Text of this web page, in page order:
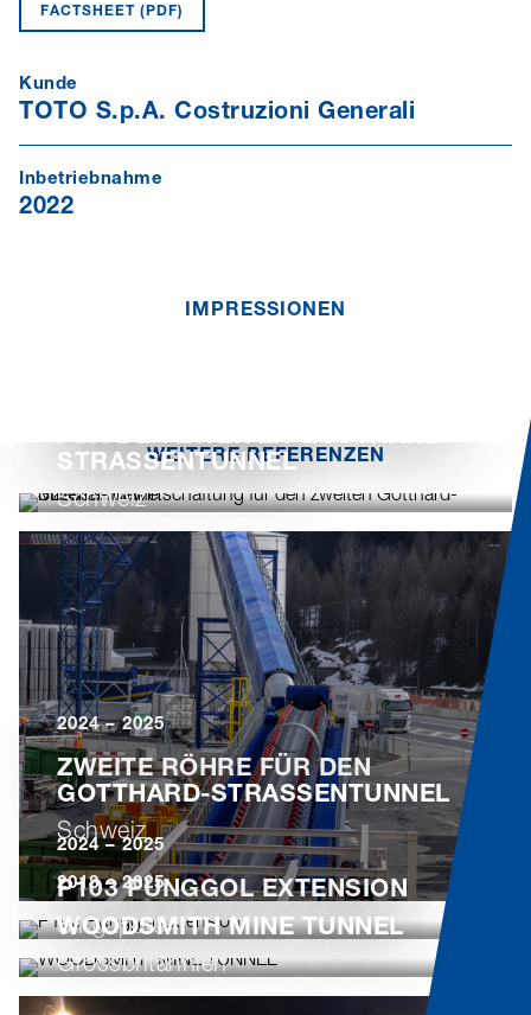
FACTSHEET (PDF)
Kunde
TOTO S.p.A. Costruzioni Generali
Inbetriebnahme
2022
IMPRESSIONEN
WEITERE REFERENZEN
FÜR DEN ZWEITEN GOTTHARD-
STRASSENTUNNEL
Schweiz
2024 – 2025
ZWEITE RÖHRE FÜR DEN
GOTTHARD-STRASSENTUNNEL
Schweiz
2024 – 2025
P103 PUNGGOL EXTENSION
Singapore
2018 – 2025
WOODSMITH MINE TUNNEL
Grossbritannien